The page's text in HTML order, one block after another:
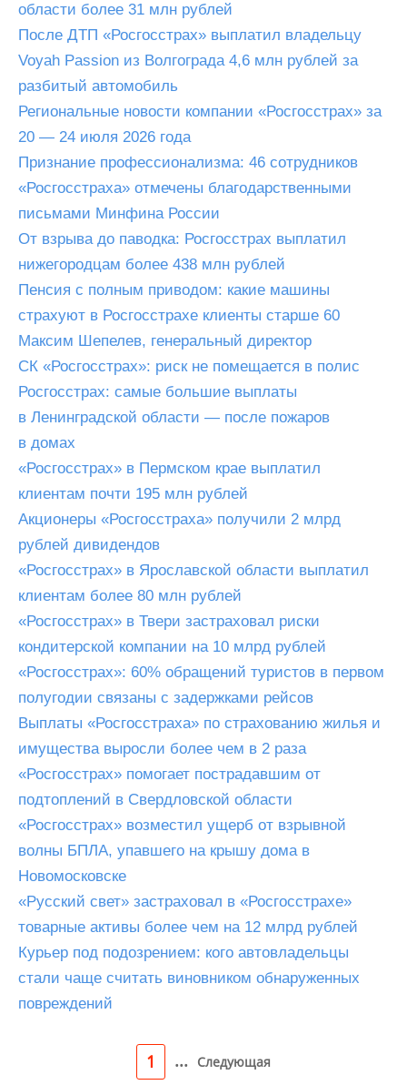
области более 31 млн рублей
После ДТП «Росгосстрах» выплатил владельцу
Voyah Passion из Волгограда 4,6 млн рублей за
разбитый автомобиль
Региональные новости компании «Росгосстрах» за
20 — 24 июля 2026 года
Признание профессионализма: 46 сотрудников
«Росгосстраха» отмечены благодарственными
письмами Минфина России
От взрыва до паводка: Росгосстрах выплатил
нижегородцам более 438 млн рублей
Пенсия с полным приводом: какие машины
страхуют в Росгосстрахе клиенты старше 60
Максим Шепелев, генеральный директор
СК «Росгосстрах»: риск не помещается в полис
Росгосстрах: самые большие выплаты
в Ленинградской области — после пожаров
в домах
«Росгосстрах» в Пермском крае выплатил
клиентам почти 195 млн рублей
Акционеры «Росгосстраха» получили 2 млрд
рублей дивидендов
«Росгосстрах» в Ярославской области выплатил
клиентам более 80 млн рублей
«Росгосстрах» в Твери застраховал риски
кондитерской компании на 10 млрд рублей
«Росгосстрах»: 60% обращений туристов в первом
полугодии связаны с задержками рейсов
Выплаты «Росгосстраха» по страхованию жилья и
имущества выросли более чем в 2 раза
«Росгосстрах» помогает пострадавшим от
подтоплений в Свердловской области
«Росгосстрах» возместил ущерб от взрывной
волны БПЛА, упавшего на крышу дома в
Новомосковске
«Русский свет» застраховал в «Росгосстрахе»
товарные активы более чем на 12 млрд рублей
Курьер под подозрением: кого автовладельцы
стали чаще считать виновником обнаруженных
повреждений
1 ... Следующая